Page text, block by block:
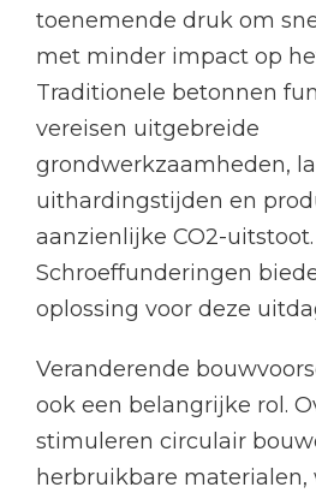
toenemende druk om
met minder impact op
Traditionele betonnen
vereisen uitgebreide
grondwerkzaamheden,
uithardingstijden en
aanzienlijke CO2-uitstoot.
Schroeffunderingen
oplossing voor deze
Veranderende
ook een belangrijke rol.
stimuleren circulair
herbruikbare